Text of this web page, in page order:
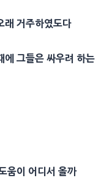
래 거주하였도다
에 그들은 싸우려 하는
움이 어디서 올까